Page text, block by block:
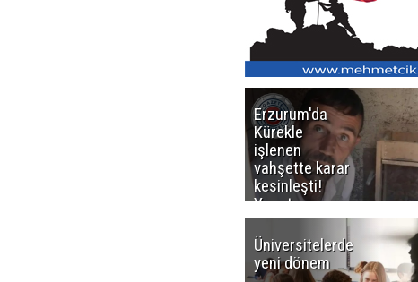
Erzurum'da
Kürekle
işlenen
vahşette karar
kesinleşti!
Yargıtay
cezaları onadı
Üniversitelerde
yeni dönem